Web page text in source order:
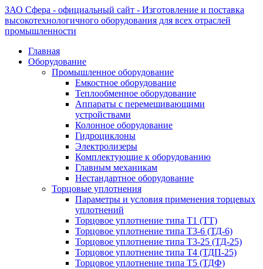
ЗАО Сфера - официальный сайт - Изготовление и поставка
высокотехнологичного оборудования для всех отраслей
промышленности
Главная
Оборудование
Промышленное оборудование
Емкостное оборудование
Теплообменное оборудование
Аппараты с перемешивающими
устройствами
Колонное оборудование
Гидроциклоны
Электролизеры
Комплектующие к оборудованию
Главным механикам
Нестандартное оборудование
Торцовые уплотнения
Параметры и условия применения торцевых
уплотнений
Торцовое уплотнение типа Т1 (ТТ)
Торцовое уплотнение типа Т3-6 (ТД-6)
Торцовое уплотнение типа Т3-25 (ТД-25)
Торцовое уплотнение типа Т4 (ТДП-25)
Торцовое уплотнение типа Т5 (ТДФ)